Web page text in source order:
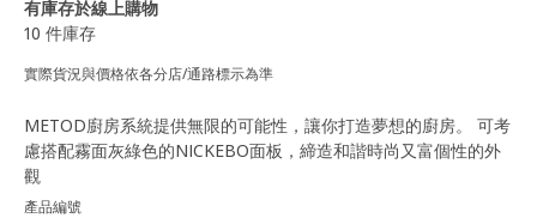
有庫存於線上購物
10 件庫存
實際貨況與價格依各分店/通路標示為準
METOD廚房系統提供無限的可能性，讓你打造夢想的廚房。 可考
慮搭配霧面灰綠色的NICKEBO面板，締造和諧時尚又富個性的外
觀
產品編號